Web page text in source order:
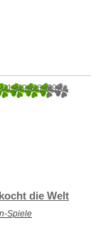
die Welt
Spiele